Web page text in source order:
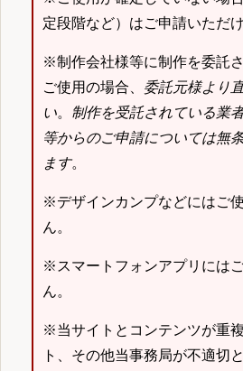
定段階など）はご申請いただけ
※制作会社様等に制作を委託
ご使用の場合、 委託元様より
い。 制作を受託されている業
等からのご申請については無
ます。
※デザインカンプなどにはご
ん。
※スマートフォンアプリには
ん。
※当サイトとコンテンツが重
ト、その他当事務局が不適切